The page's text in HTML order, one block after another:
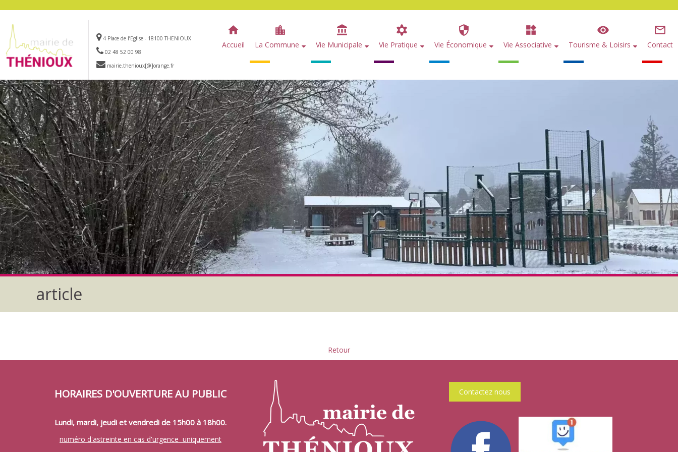
4 Place de l’Eglise - 18100 THENIOUX
02 48 52 00 98
mairie.thenioux[@]orange.fr
Accueil La Commune Vie Municipale Vie Pratique Vie Économique Vie Associative Tourisme & Loisirs Contact
article
Retour
HORAIRES D'OUVERTURE AU PUBLIC
Lundi, mardi, jeudi et vendredi de 15h00 à 18h00.
numéro d'astreinte en cas d'urgence uniquement
Contactez nous